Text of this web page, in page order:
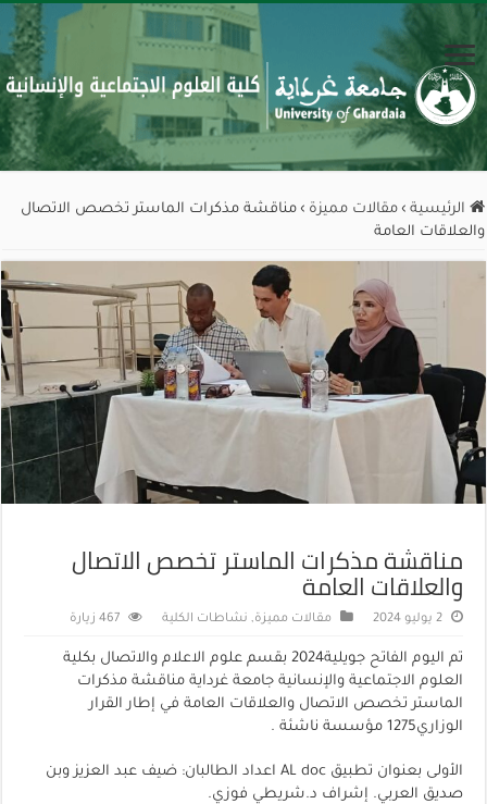
الرئيسية › مقالات مميزة › مناقشة مذكرات الماستر تخصص الاتصال
والعلاقات العامة
مناقشة مذكرات الماستر تخصص الاتصال
والعلاقات العامة
2 يوليو 2024 مقالات مميزة, نشاطات الكلية 467 زيارة
تم اليوم الفاتح جويلية2024 بقسم علوم الاعلام والاتصال بكلية
العلوم الاجتماعية والإنسانية جامعة غرداية مناقشة مذكرات
الماستر تخصص الاتصال والعلاقات العامة في إطار القرار
الوزاري1275 مؤسسة ناشئة .
الأولى بعنوان تطبيق AL doc اعداد الطالبان: ضيف عبد العزيز وبن
صديق العربي. إشراف د.شريطي فوزي.